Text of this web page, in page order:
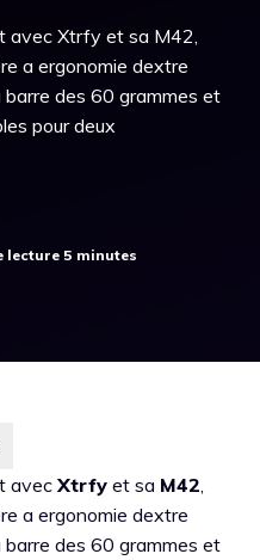
avec Xtrfy et sa M42,
a ergonomie dextre
barre des 60 grammes et
pour deux
avec Xtrfy et sa M42,
a ergonomie dextre
barre des 60 grammes et